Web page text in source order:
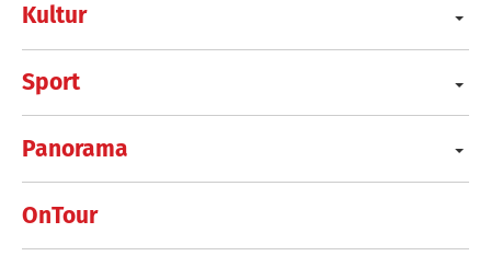
Kultur
Sport
Panorama
OnTour